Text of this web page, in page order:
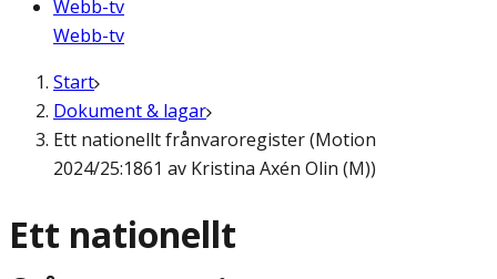
Webb-tv
Webb-tv
Start
Dokument & lagar
Ett nationellt frånvaroregister (Motion
2024/25:1861 av Kristina Axén Olin (M))
Ett nationellt